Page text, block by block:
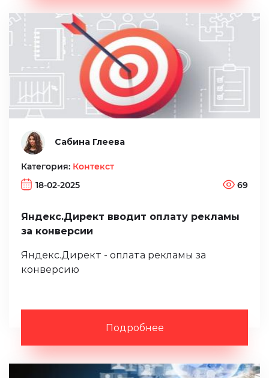
Сабина Глеева
Категория: Контекст
18-02-2025
69
Яндекс.Директ вводит оплату рекламы
за конверсии
Яндекс.Директ - оплата рекламы за
конверсию
Подробнее